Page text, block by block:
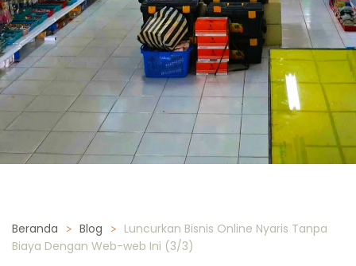
Beranda Blog
Luncurkan Bisnis Online Nyaris Tanpa
Biaya Dengan Web-web Ini (3/3)